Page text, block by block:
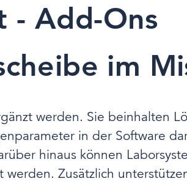
- Add-Ons
im
werden. Sie beinhalten
in der Software
hinaus können
Zusätzlich